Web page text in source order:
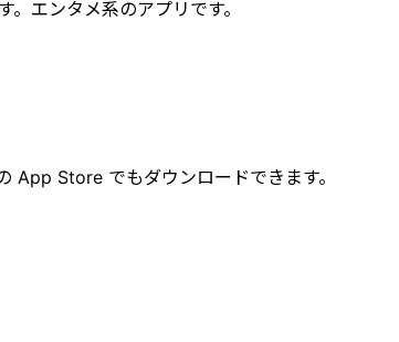
エンタメ系のアプリです。
App Store でもダウンロードできます。